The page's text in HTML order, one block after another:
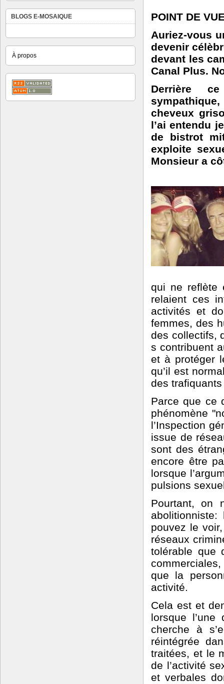
BLOGS E-MOSAIQUE
À propos
POINT DE
Auriez-vous
devenir
devant les
Canal Plus.
Derrière
cheveux
l’ai entendu
de bistrot
exploite
Monsieur a
qui ne reflète
relaient ces
activités et
femmes, des
des collectifs,
s contribuent
et à protéger
qu’il est
des
Parce que ce
phénomène
l’Inspection
issue de
sont des
encore être
lorsque
pulsions
Pourtant, on
pouvez le
réseaux
tolérable que
que la
activité.
Cela est et
lorsque
cherche à
réintégrée
traitées, et le
de l’activité
et verbales